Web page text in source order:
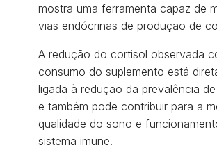
mostra uma ferramenta capaz de
vias endócrinas de produção de
A redução do cortisol observada
consumo do suplemento está
ligada à redução da prevalência
e também pode contribuir para a
qualidade do sono e
sistema imune.